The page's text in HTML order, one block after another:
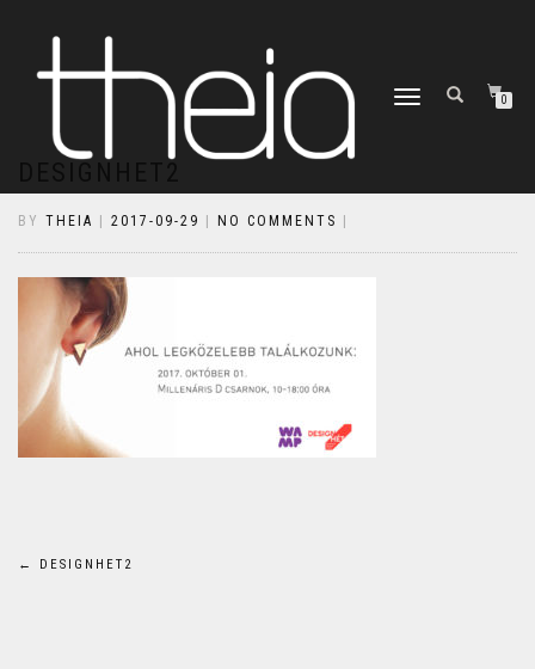
TOGGLE
0
BY THEIA 2017-09-29 NO COMMENTS
Bejegyzés
← DESIGNHET2